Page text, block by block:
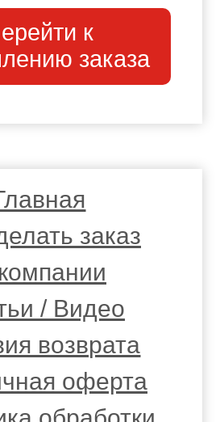
к
заказа
заказ
/ Видео
возврата
оферта